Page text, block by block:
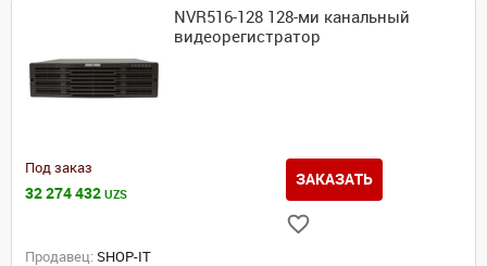
NVR516-128 128-ми канальный
видеорегистратор
Под заказ
32 274 432 UZS
ЗАКАЗАТЬ
Продавец: SHOP-IT